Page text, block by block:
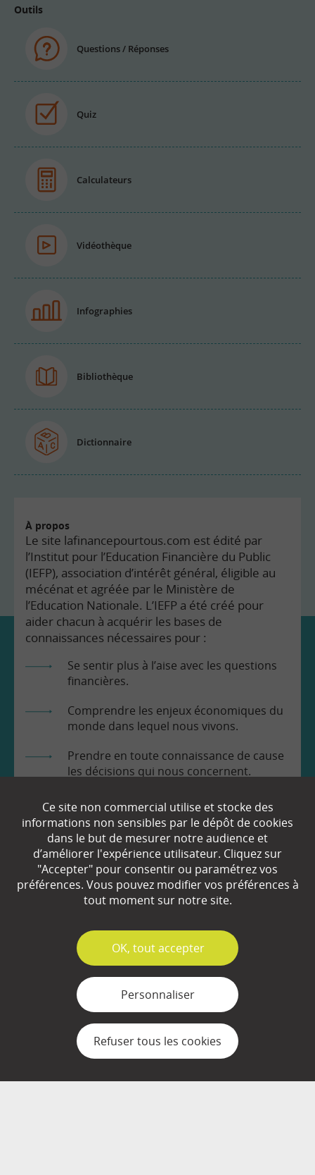
Outils
Questions / Réponses
Quiz
Calculateurs
Vidéothèque
Infographies
Bibliothèque
Dictionnaire
À propos
Le site lafinancepourtous.com est édité par
l’Institut pour l’Education Financière du Public
(IEFP), association d’intérêt général, éligible au
mécénat et agréée par le Ministère de
l’Education Nationale. L’IEFP a été créé pour
aider chacun à acquérir les bases de
connaissances nécessaires pour :
Se sentir plus à l’aise avec les questions
financières.
Comprendre les enjeux économiques du
monde dans lequel nous vivons.
Prendre en toute connaissance de cause
les décisions qui nous concernent.
EN SAVOIR+
Partenaires
Plan du site
Contact
Ce site non commercial utilise et stocke des
informations non sensibles par le dépôt de cookies
dans le but de mesurer notre audience et
d’améliorer l'expérience utilisateur. Cliquez sur
"Accepter" pour consentir ou paramétrez vos
préférences. Vous pouvez modifier vos préférences à
tout moment sur notre site.
✓
OK, tout accepter
Personnaliser
Refuser tous les cookies